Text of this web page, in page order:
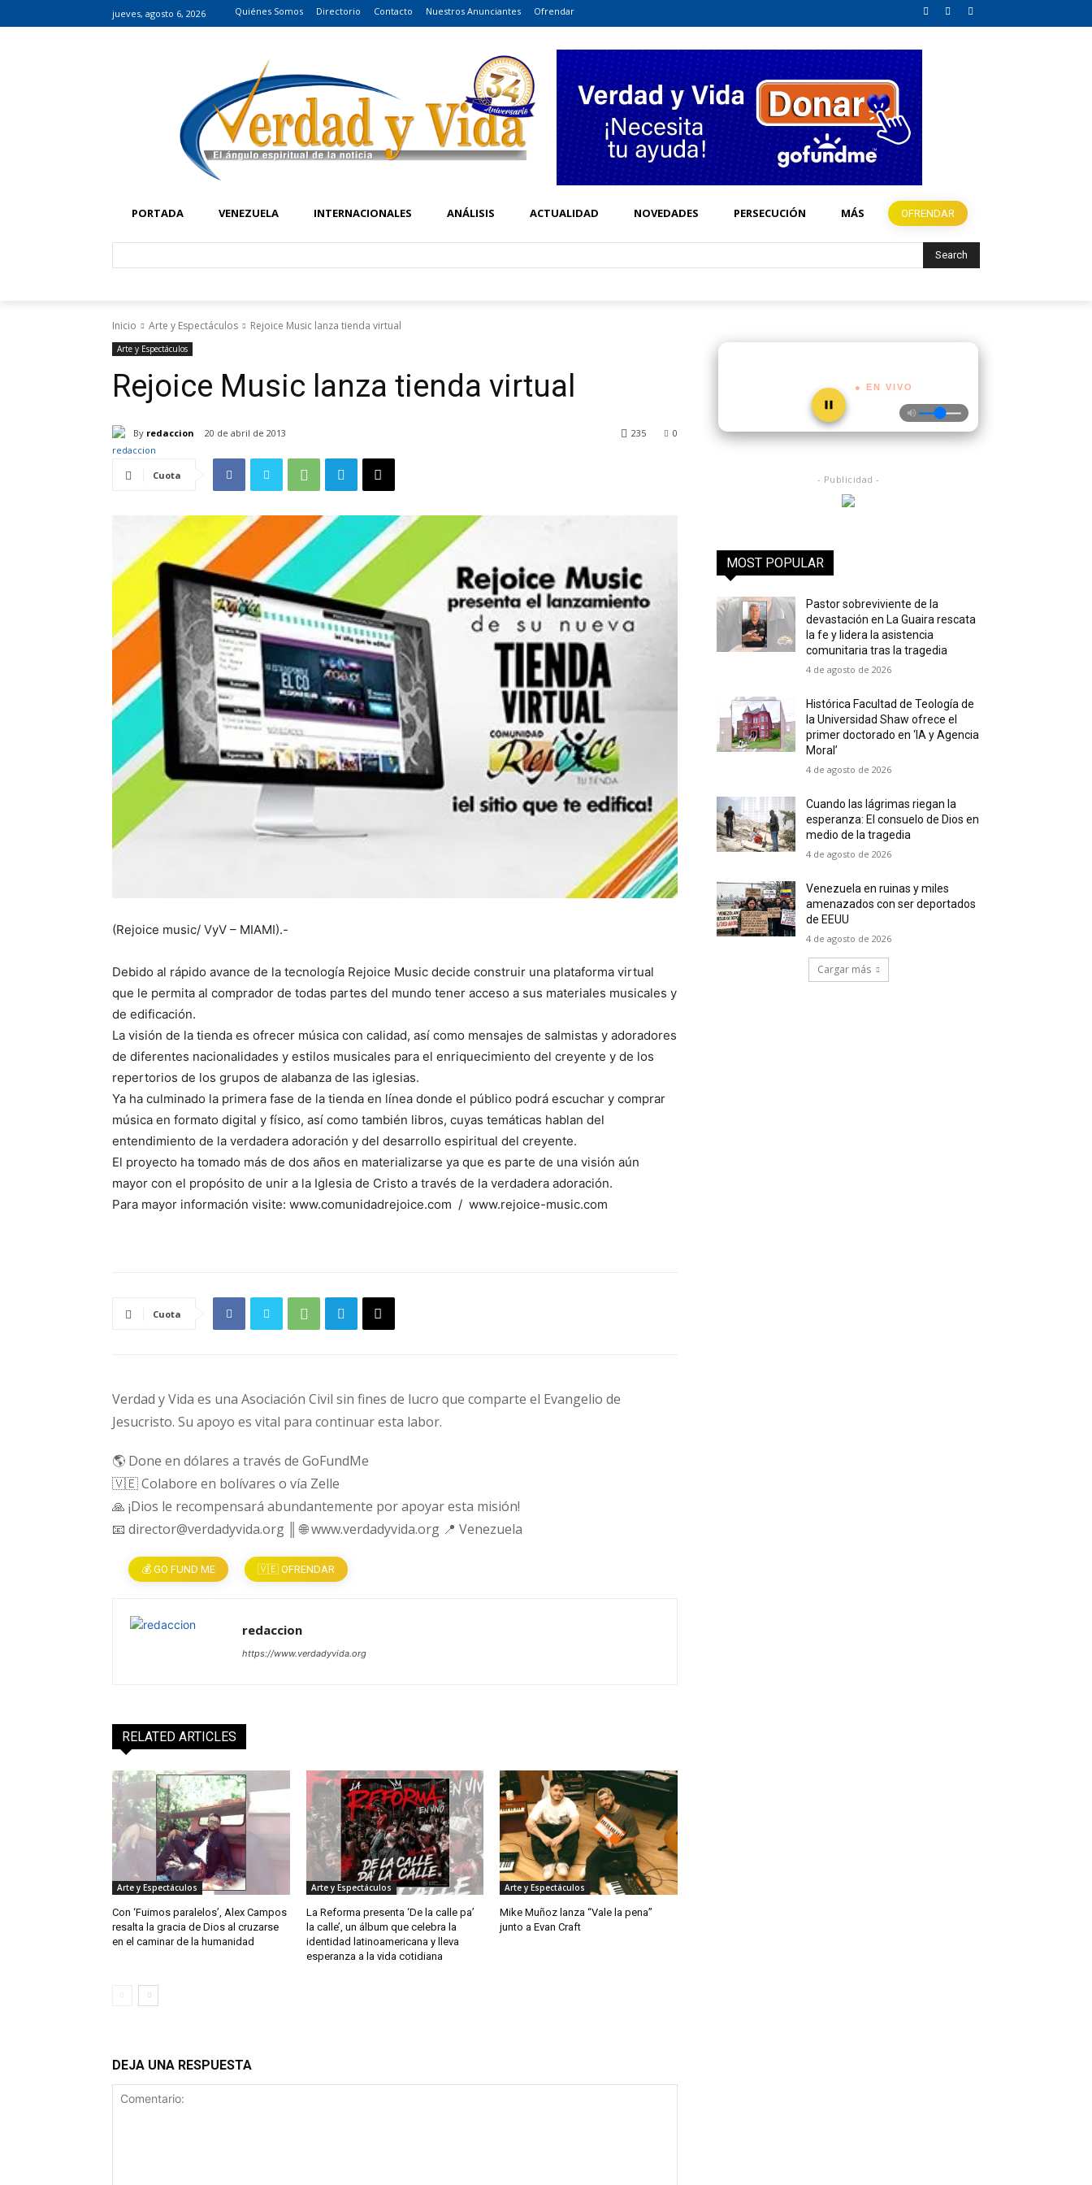
jueves, agosto 6, 2026 Quiénes Somos Directorio Contacto Nuestros Anunciantes Ofrendar
PORTADA VENEZUELA INTERNACIONALES ANÁLISIS ACTUALIDAD NOVEDADES PERSECUCIÓN MÁS OFRENDAR
Search
Inicio Arte y Espectáculos Rejoice Music lanza tienda virtual
Arte y Espectáculos
Rejoice Music lanza tienda virtual
By redaccion 20 de abril de 2013 0
235
Cuota
(Rejoice music/ VyV – MIAMI).-
Debido al rápido avance de la tecnología Rejoice Music decide construir una plataforma virtual
que le permita al comprador de todas partes del mundo tener acceso a sus materiales musicales y
de edificación.
La visión de la tienda es ofrecer música con calidad, así como mensajes de salmistas y adoradores
de diferentes nacionalidades y estilos musicales para el enriquecimiento del creyente y de los
repertorios de los grupos de alabanza de las iglesias.
Ya ha culminado la primera fase de la tienda en línea donde el público podrá escuchar y comprar
música en formato digital y físico, así como también libros, cuyas temáticas hablan del
entendimiento de la verdadera adoración y del desarrollo espiritual del creyente.
El proyecto ha tomado más de dos años en materializarse ya que es parte de una visión aún
mayor con el propósito de unir a la Iglesia de Cristo a través de la verdadera adoración.
Para mayor información visite: www.comunidadrejoice.com / www.rejoice-music.com
Cuota
Verdad y Vida es una Asociación Civil sin fines de lucro que comparte el Evangelio de
Jesucristo. Su apoyo es vital para continuar esta labor.
🌎 Done en dólares a través de GoFundMe
🇻🇪 Colabore en bolívares o vía Zelle
🙏 ¡Dios le recompensará abundantemente por apoyar esta misión!
📧 director@verdadyvida.org ║ 🌐 www.verdadyvida.org 📍 Venezuela
💰 GO FUND ME 🇻🇪 OFRENDAR
redaccion
https://www.verdadyvida.org
RELATED ARTICLES
Arte y Espectáculos
Con ‘Fuimos paralelos’, Alex Campos
resalta la gracia de Dios al cruzarse
en el caminar de la humanidad
Arte y Espectáculos
La Reforma presenta ‘De la calle pa’
la calle’, un álbum que celebra la
identidad latinoamericana y lleva
esperanza a la vida cotidiana
Arte y Espectáculos
Mike Muñoz lanza “Vale la pena”
junto a Evan Craft
DEJA UNA RESPUESTA
● EN VIVO
- Publicidad -
MOST POPULAR
Pastor sobreviviente de la
devastación en La Guaira rescata
la fe y lidera la asistencia
comunitaria tras la tragedia
4 de agosto de 2026
Histórica Facultad de Teología de
la Universidad Shaw ofrece el
primer doctorado en ‘IA y Agencia
Moral’
4 de agosto de 2026
Cuando las lágrimas riegan la
esperanza: El consuelo de Dios en
medio de la tragedia
4 de agosto de 2026
Venezuela en ruinas y miles
amenazados con ser deportados
de EEUU
4 de agosto de 2026
Cargar más